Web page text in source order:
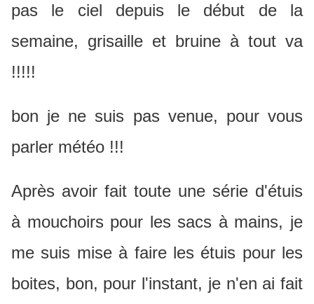
pas le ciel depuis le début de la
semaine, grisaille et bruine à tout va
!!!!!
bon je ne suis pas venue, pour vous
parler météo !!!
Après avoir fait toute une série d'étuis
à mouchoirs pour les sacs à mains, je
me suis mise à faire les étuis pour les
boites, bon, pour l'instant, je n'en ai fait